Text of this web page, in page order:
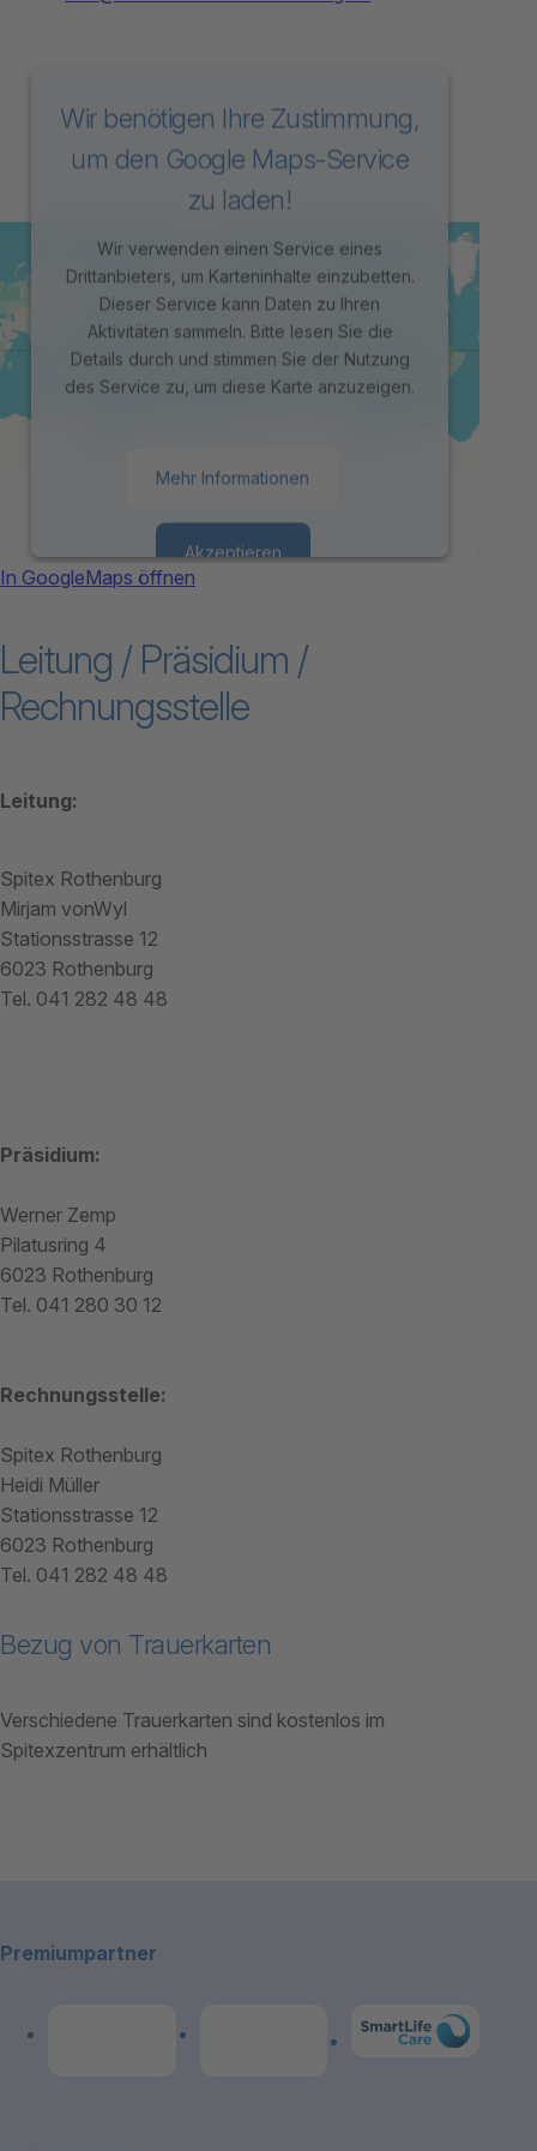
Wir benötigen Ihre Zustimmung,
um den Google Maps-Service
zu laden!
Wir verwenden einen Service eines
Drittanbieters, um Karteninhalte einzubetten.
Dieser Service kann Daten zu Ihren
Aktivitäten sammeln. Bitte lesen Sie die
Details durch und stimmen Sie der Nutzung
des Service zu, um diese Karte anzuzeigen.
Mehr Informationen
Akzeptieren
Management Platform
In GoogleMaps öffnen
Leitung / Präsidium /
Rechnungsstelle
Leitung:
Spitex Rothenburg
Mirjam vonWyl
Stationsstrasse 12
6023 Rothenburg
Tel. 041 282 48 48
Präsidium:
Werner Zemp
Pilatusring 4
6023 Rothenburg
Tel. 041 280 30 12
Rechnungsstelle:
Spitex Rothenburg
Heidi Müller
Stationsstrasse 12
6023 Rothenburg
Tel. 041 282 48 48
Bezug von Trauerkarten
Verschiedene Trauerkarten sind kostenlos im
Spitexzentrum erhältlich
Premiumpartner